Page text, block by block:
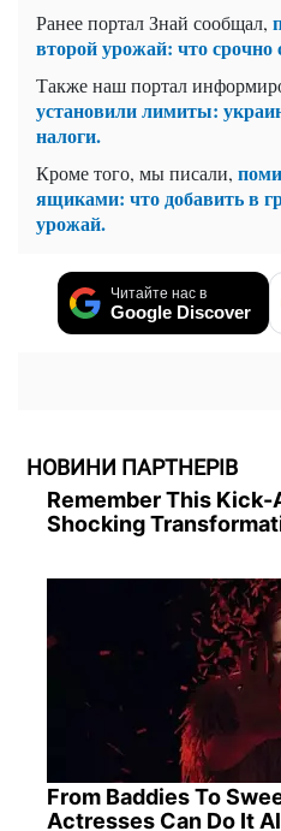
Ранее портал Знай сообщал,
второй урожай: что срочно
Также наш портал
установили лимиты:
налоги.
Кроме того, мы писали,
ящиками: что добавить в
урожай.
Читайте нас в
Google Discover
НОВИНИ ПАРТНЕРІВ
Remember This Kick-
Shocking
From Baddies To
Actresses Can Do It